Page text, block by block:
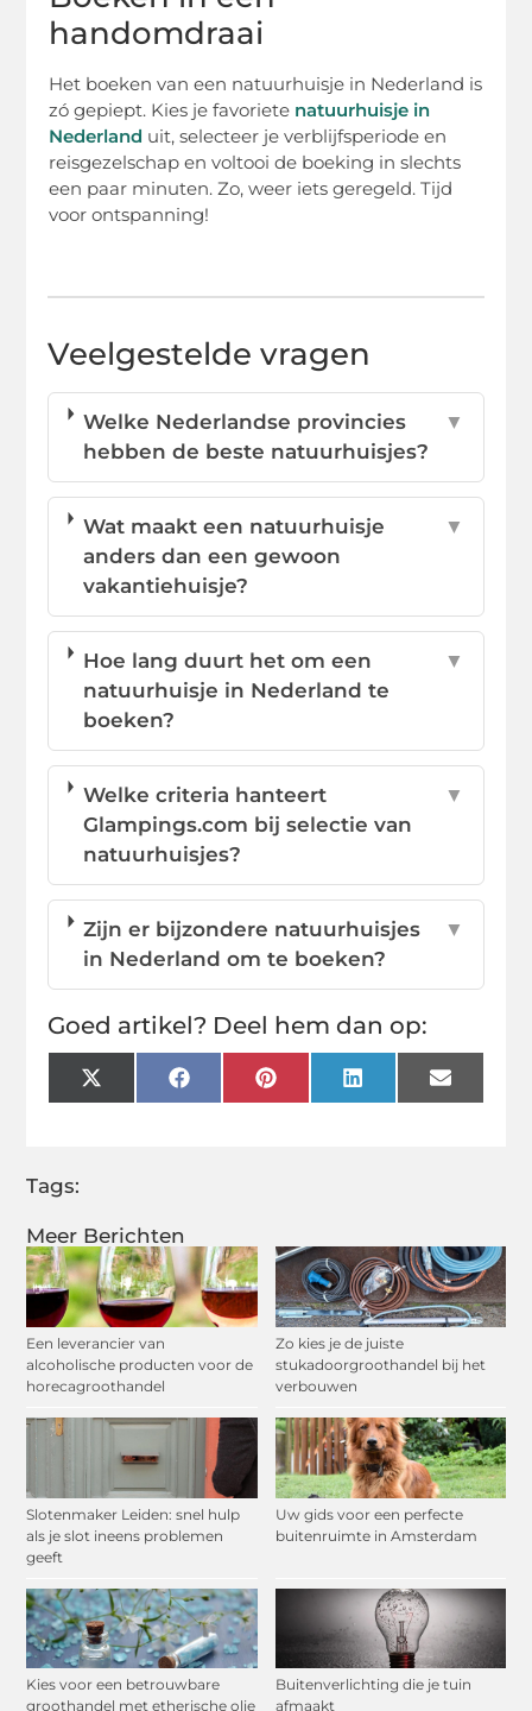
Meer Berichten
Een leverancier van
alcoholische producten voor de
horecagroothandel
Zo kies je de juiste
stukadoorgroothandel bij het
verbouwen
Slotenmaker Leiden: snel hulp
als je slot ineens problemen
geeft
Uw gids voor een perfecte
buitenruimte in Amsterdam
Kies voor een betrouwbare
groothandel met etherische olie
Buitenverlichting die je tuin
afmaakt
handomdraai
Het boeken van een natuurhuisje in Nederland is
zó gepiept. Kies je favoriete natuurhuisje in
Nederland uit, selecteer je verblijfsperiode en
reisgezelschap en voltooi de boeking in slechts
een paar minuten. Zo, weer iets geregeld. Tijd
voor ontspanning!
Veelgestelde vragen
Welke Nederlandse provincies
hebben de beste natuurhuisjes?
▼
Wat maakt een natuurhuisje
anders dan een gewoon
vakantiehuisje?
▼
Hoe lang duurt het om een
natuurhuisje in Nederland te
boeken?
▼
Welke criteria hanteert
Glampings.com bij selectie van
natuurhuisjes?
▼
Zijn er bijzondere natuurhuisjes
in Nederland om te boeken?
▼
Goed artikel? Deel hem dan op:
X
(Twitter)
FacebookPinterestLinkedInEmail
Tags: